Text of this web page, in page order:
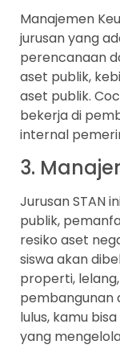
Manajemen
jurusan yang
perencanaan
aset publik,
aset publik.
bekerja di
internal
3.
Jurusan STAN
publik,
resiko aset
siswa akan
properti,
pembangunan
lulus, kamu
yang